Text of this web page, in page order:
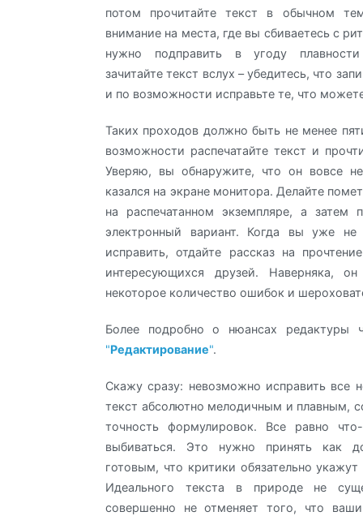
потом прочитайте текст в обычном
внимание на места, где вы сбиваетесь с
нужно подправить в угоду
зачитайте текст вслух – убедитесь, что
и по возможности исправьте те, что
Таких проходов должно быть не менее
возможности распечатайте текст и
Уверяю, вы обнаружите, что он вовсе
казался на экране монитора. Делайте
на распечатанном экземпляре, а затем
электронный вариант. Когда вы уже не
исправить, отдайте рассказ на
интересующихся друзей. Наверняка,
некоторое количество ошибок и
Более подробно о нюансах редактуры
"Редактирование".
Скажу сразу: невозможно исправить все
текст абсолютно мелодичным и плавным,
точность формулировок. Все равно
выбиваться. Это нужно принять как
готовым, что критики обязательно
Идеального текста в природе не
совершенно не отменяет того, что